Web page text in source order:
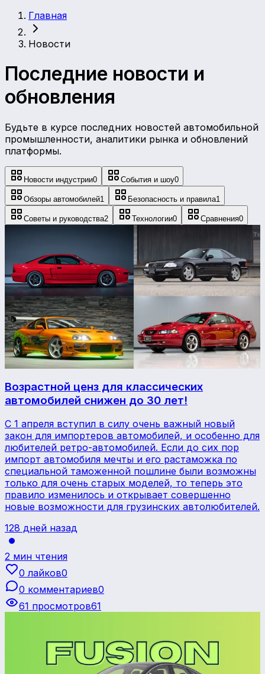
Главная
Новости
Последние новости и
обновления
Будьте в курсе последних новостей автомобильной
промышленности, аналитики рынка и обновлений
платформы.
Новости индустрии0 События и шоу0
Обзоры автомобилей1 Безопасность и правила1
Советы и руководства2 Технологии0 Сравнения0
Возрастной ценз для классических
автомобилей снижен до 30 лет!
С 1 апреля вступил в силу очень важный новый
закон для импортеров автомобилей, и особенно для
любителей ретро-автомобилей. Если до сих пор
импорт автомобиля мечты и его растаможка по
специальной таможенной пошлине были возможны
только для очень старых моделей, то теперь это
правило изменилось и открывает совершенно
новые возможности для грузинских автолюбителей.
128 дней назад
2 мин чтения
0 лайков0
0 комментариев0
61 просмотров61